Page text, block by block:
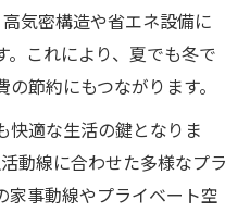
気密構造や省エネ設備に
。これにより、夏でも冬で
節約にもつながります。
快適な生活の鍵となりま
動線に合わせた多様なプラ
家事動線やプライベート空